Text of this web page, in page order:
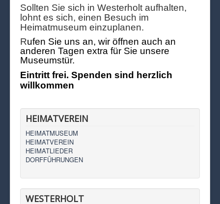
Sollten Sie sich in Westerholt aufhalten,
lohnt es sich, einen Besuch im
Heimatmuseum einzuplanen.
Rufen Sie uns an, wir öffnen auch an
anderen Tagen extra für Sie unsere
Museumstür.
Eintritt frei. Spenden sind herzlich
willkommen
HEIMATVEREIN
HEIMATMUSEUM
HEIMATVEREIN
HEIMATLIEDER
DORFFÜHRUNGEN
WESTERHOLT